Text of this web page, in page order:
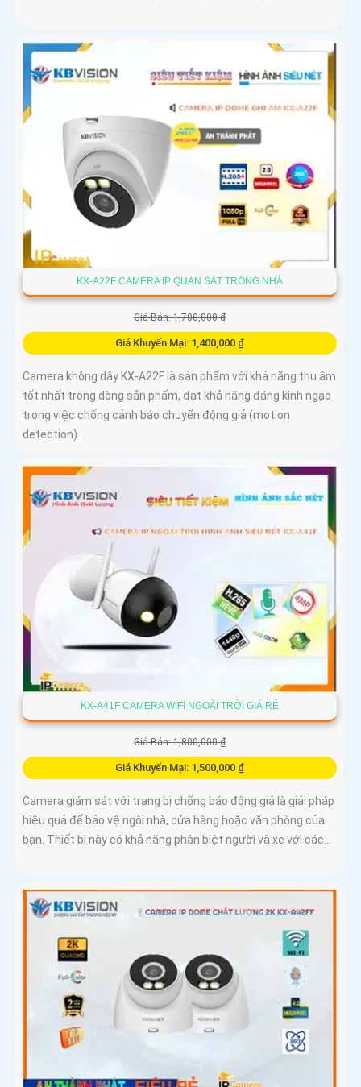
KX-A22F CAMERA IP QUAN SÁT TRONG NHÀ
Giá Bán: 1,700,000 ₫
Giá Khuyến Mại: 1,400,000 ₫
Camera không dây KX-A22F là sản phẩm với khả năng thu âm
tốt nhất trong dòng sản phẩm, đạt khả năng đáng kinh ngạc
trong việc chống cảnh báo chuyển động giả (motion
detection)...
KX-A41F CAMERA WIFI NGOÀI TRỜI GIÁ RẺ
Giá Bán: 1,800,000 ₫
Giá Khuyến Mại: 1,500,000 ₫
Camera giám sát với trang bị chống báo động giả là giải pháp
hiệu quả để bảo vệ ngôi nhà, cửa hàng hoặc văn phòng của
bạn. Thiết bị này có khả năng phân biệt người và xe với các...